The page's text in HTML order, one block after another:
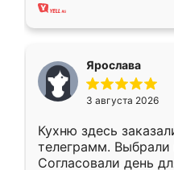
Ярослава
3 августа 2026
Кухню здесь
телеграмм.
Согласовали день